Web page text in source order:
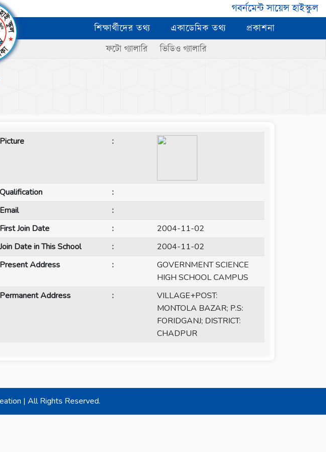
গবর্নমেন্ট সায়েন্স হাইস্কুল
শিক্ষার্থীদের তথ্য একাডেমিক তথ্য
প্রকাশনা
ফটো গ্যালারি ভিডিও গ্যালারি
Picture :
Qualification
:
Email
:
First Join Date
:
2004-11-02
Join Date in This School
:
2004-11-02
Present Address
:
GOVERNMENT SCIENCE
HIGH SCHOOL CAMPUS
Permanent Address
:
VILLAGE+POST:
MONTOLA BAZAR; P.S:
FORIDGANJ; DISTRICT:
CHADPUR
| All Rights Reserved.